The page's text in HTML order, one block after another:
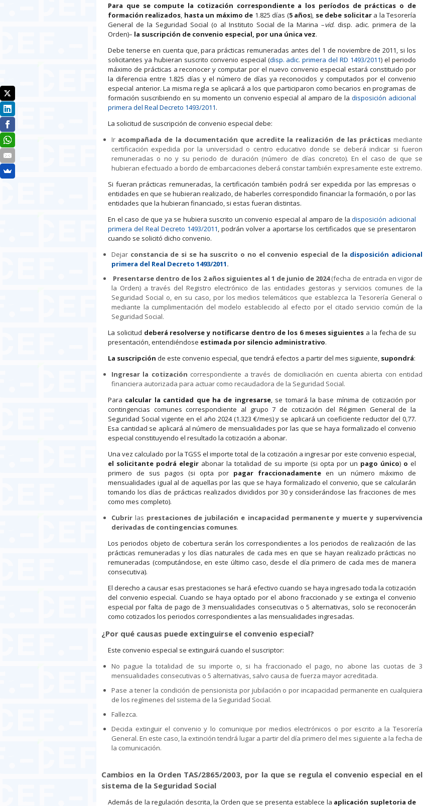
Para que se compute la cotización correspondiente a los períodos de prácticas o de
formación realizados hasta un máximo de 1.825 días (5 años), se debe solicitara la Tesorería
General de la Seguridad Social (o al Instituto Social de la Marina –vid. disp. adic. primera de la
Orden)– la suscripción de convenio especial, por una única vez.
Debe tenerse en cuenta que, para prácticas remuneradas antes del 1 de noviembre de 2011, si los
solicitantes ya hubieran suscrito convenio especial (disp. adic. primera del RD 1493/2011) el periodo
máximo de prácticas a reconocer y computar por el nuevo convenio especial estará constituido por
la diferencia entre 1.825 días y el número de días ya reconocidos y computados por el convenio
especial anterior. La misma regla se aplicará a los que participaron como becarios en programas de
formación suscribiendo en su momento un convenio especial al amparo de ladisposición adicional
primera del Real Decreto 1493/2011.
La solicitud de suscripción de convenio especial debe:
Ir acompañada de la documentación que acredite la realización de las prácticasmediante
certificación expedida por la universidad o centro educativo donde se deberá indicar si fueron
remuneradas o no y su periodo de duración (número de días concreto). En el caso de que se
hubieran efectuado a bordo de embarcaciones deberá constar también expresamente este extremo.
Si fueran prácticas remuneradas, la certificación también podrá ser expedida por las empresas o
entidades en que se hubieran realizado, de haberles correspondido financiar la formación, o por las
entidades que la hubieran financiado, si estas fueran distintas.
En el caso de que ya se hubiera suscrito un convenio especial al amparo de ladisposición adicional
primera del Real Decreto 1493/2011 , podrán volver a aportarse los certificados que se presentaron
cuando se solicitó dicho convenio.
Dejar constancia de si se ha suscrito o no el convenio especial de la disposición adicional
primera del Real Decreto 1493/2011.
Presentarse dentro de los 2 años siguientes al 1 de junio de 2024(fecha de entrada en vigor de
la Orden) a través del Registro electrónico de las entidades gestoras y servicios comunes de la
Seguridad Social o, en su caso, por los medios telemáticos que establezca la Tesorería General o
mediante la cumplimentación del modelo establecido al efecto por el citado servicio común de la
Seguridad Social.
La solicitud deberá resolverse y notificarse dentro de los 6 meses siguientes a la fecha de su
presentación, entendiéndose estimada por silencio administrativo.
La suscripción de este convenio especial, que tendrá efectos a partir del mes siguiente, supondrá:
Ingresar la cotización correspondiente a través de domiciliación en cuenta abierta con entidad
financiera autorizada para actuar como recaudadora de la Seguridad Social.
Para calcular la cantidad que ha de ingresarse, se tomará la base mínima de cotización por
contingencias comunes correspondiente al grupo 7 de cotización del Régimen General de la
Seguridad Social vigente en el año 2024 (1.323 €/mes) y se aplicará un coeficiente reductor del 0,77.
Esa cantidad se aplicará al número de mensualidades por las que se haya formalizado el convenio
especial constituyendo el resultado la cotización a abonar.
Una vez calculado por la TGSS el importe total de la cotización a ingresar por este convenio especial,
el solicitante podrá elegir abonar la totalidad de su importe (si opta por un pago único) o el
primero de sus pagos (si opta por pagar fraccionadamente en un número máximo de
mensualidades igual al de aquellas por las que se haya formalizado el convenio, que se calcularán
tomando los días de prácticas realizados divididos por 30 y considerándose las fracciones de mes
como mes completo).
Cubrir las prestaciones de jubilación e incapacidad permanente y muerte y supervivencia
derivadas de contingencias comunes.
Los periodos objeto de cobertura serán los correspondientes a los periodos de realización de las
prácticas remuneradas y los días naturales de cada mes en que se hayan realizado prácticas no
remuneradas (computándose, en este último caso, desde el día primero de cada mes de manera
consecutiva).
El derecho a causar esas prestaciones se hará efectivo cuando se haya ingresado toda la cotización
del convenio especial. Cuando se haya optado por el abono fraccionado y se extinga el convenio
especial por falta de pago de 3 mensualidades consecutivas o 5 alternativas, solo se reconocerán
como cotizados los periodos correspondientes a las mensualidades ingresadas.
¿Por qué causas puede extinguirse el convenio especial?
Este convenio especial se extinguirá cuando el suscriptor:
No pague la totalidad de su importe o, si ha fraccionado el pago, no abone las cuotas de 3
mensualidades consecutivas o 5 alternativas, salvo causa de fuerza mayor acreditada.
Pase a tener la condición de pensionista por jubilación o por incapacidad permanente en cualquiera
de los regímenes del sistema de la Seguridad Social.
Fallezca.
Decida extinguir el convenio y lo comunique por medios electrónicos o por escrito a la Tesorería
General. En este caso, la extinción tendrá lugar a partir del día primero del mes siguiente a la fecha de
la comunicación.
Cambios en la Orden TAS/2865/2003, por la que se regula el convenio especial en el
sistema de la Seguridad Social
Además de la regulación descrita, la Orden que se presenta establece la aplicación supletoria de